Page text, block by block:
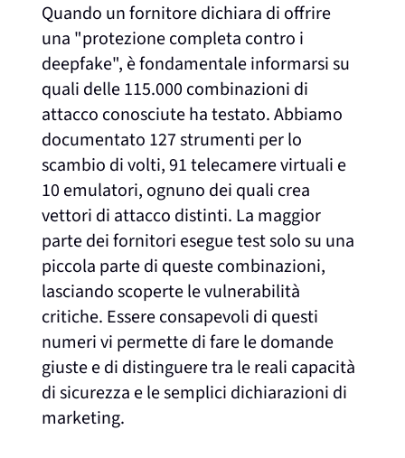
Quando un fornitore dichiara di offrire
una "protezione completa contro i
deepfake", è fondamentale informarsi su
quali delle 115.000 combinazioni di
attacco conosciute ha testato. Abbiamo
documentato 127 strumenti per lo
scambio di volti, 91 telecamere virtuali e
10 emulatori, ognuno dei quali crea
vettori di attacco distinti. La maggior
parte dei fornitori esegue test solo su una
piccola parte di queste combinazioni,
lasciando scoperte le vulnerabilità
critiche. Essere consapevoli di questi
numeri vi permette di fare le domande
giuste e di distinguere tra le reali capacità
di sicurezza e le semplici dichiarazioni di
marketing.